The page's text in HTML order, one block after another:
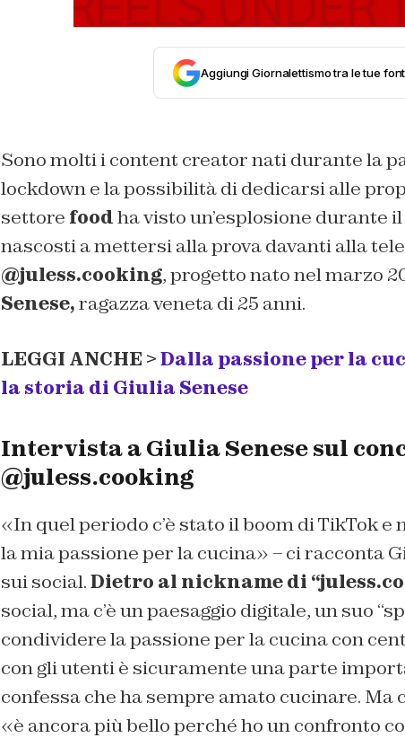
Aggiungi Giornalettismo tra le tue
Sono molti i content creator nati durante la
lockdown e la possibilità di dedicarsi alle
settore foodha visto un’esplosione durante
nascosti a mettersi alla prova davanti alla
@juless.cooking, progetto nato nel marzo
Senese,ragazza veneta di 25 anni.
LEGGI ANCHE >Dalla passione per la
la storia di Giulia Senese
Intervista a Giulia Senese sul
@juless.cooking
«In quel periodo c’è stato il boom di TikTok
la mia passione per la cucina» – ci racconta
sui social.Dietro al nickname di
social, ma c’è un paesaggio digitale, un suo “
condividere la passione per la cucina con
con gli utenti è sicuramente una parte
confessa che ha sempre amato cucinare. Ma
«è ancora più bello perché ho un confronto